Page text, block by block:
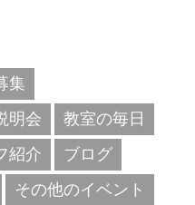
集
明会
教室の毎日
紹介
ブログ
その他のイベント